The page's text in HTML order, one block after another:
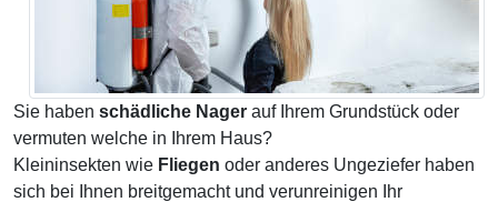
Sie haben schädliche Nager auf Ihrem Grundstück oder
vermuten welche in Ihrem Haus?
Kleininsekten wie Fliegen oder anderes Ungeziefer haben
sich bei Ihnen breitgemacht und verunreinigen Ihr